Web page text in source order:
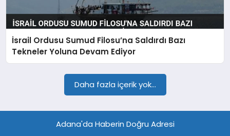
SPOR
TEKNOLOJI
İsrail Ordusu Sumud Filosu’na Saldırdı Bazı
Tekneler Yoluna Devam Ediyor
Daha fazla içerik yok...
Adana'da Haberin Doğru Adresi